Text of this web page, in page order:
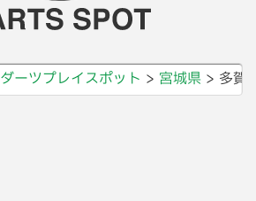
ダーツプレイスポット 宮城県 多賀